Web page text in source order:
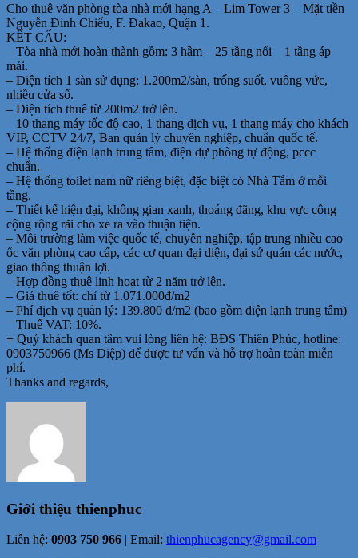
nhà
VP
hạng
–
Tower
3-
Nguyễn
Đình
Đakao,
1,
từ
200m2.
Cho thuê văn phòng tòa nhà mới hạng A – Lim Tower 3 – Mặt tiền
Nguyễn Đình Chiểu, F. Đakao, Quận 1.
KẾT CẤU:
– Tòa nhà mới hoàn thành gồm: 3 hầm – 25 tầng nổi – 1 tầng áp
mái.
– Diện tích 1 sàn sử dụng: 1.200m2/sàn, trống suốt, vuông vức,
nhiều cửa sổ.
– Diện tích thuê từ 200m2 trở lên.
– 10 thang máy tốc độ cao, 1 thang dịch vụ, 1 thang máy cho khách
VIP, CCTV 24/7, Ban quản lý chuyên nghiệp, chuẩn quốc tế.
– Hệ thống điện lạnh trung tâm, điện dự phòng tự động, pccc
chuẩn.
– Hệ thống toilet nam nữ riêng biệt, đặc biệt có Nhà Tắm ở mỗi
tầng.
– Thiết kế hiện đại, không gian xanh, thoáng đãng, khu vực công
cộng rộng rãi cho xe ra vào thuận tiện.
– Môi trường làm việc quốc tế, chuyên nghiệp, tập trung nhiều cao
ốc văn phòng cao cấp, các cơ quan đại diện, đại sứ quán các nước,
giao thông thuận lợi.
– Hợp đồng thuê linh hoạt từ 2 năm trở lên.
– Giá thuê tốt: chỉ từ 1.071.000đ/m2
– Phí dịch vụ quản lý: 139.800 đ/m2 (bao gồm điện lạnh trung tâm)
– Thuế VAT: 10%.
+ Quý khách quan tâm vui lòng liên hệ: BĐS Thiên Phúc, hotline:
0903750966 (Ms Diệp) để được tư vấn và hỗ trợ hoàn toàn miễn
phí.
Thanks and regards,
Giới thiệu thienphuc
Liên hệ: 0903 750 966 | Email: thienphucagency@gmail.com